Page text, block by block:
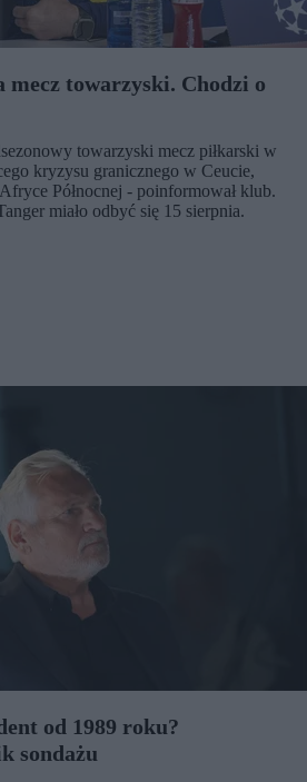
mecz towarzyski. Chodzi o
towarzyski mecz piłkarski w
kryzysu granicznego w Ceucie,
Północnej - poinformował klub.
miało odbyć się 15 sierpnia.
od 1989 roku?
sondażu